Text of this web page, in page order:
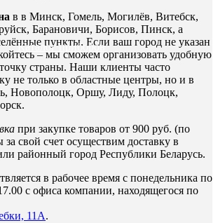
Каталог приборов
в в Минск, Гомель, Могилёв, Витебск,
Барановичи, Борисов, Пинск, а
пункты. Если ваш город не указан
– мы сможем организовать удобную
страны. Наши клиенты часто
не только в областные центры, но и в
Новополоцк, Оршу, Лиду, Полоцк,
при закупке товаров от 900 руб. (по
свой счет осуществим доставку в
районный город Республики Беларусь.
в рабочее время с понедельника по
с офиса компании, находящегося по
11А.